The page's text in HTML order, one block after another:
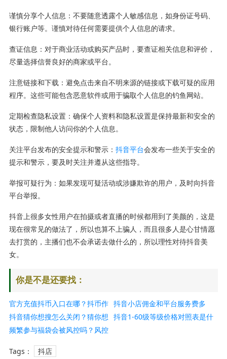
谨慎分享个人信息：不要随意透露个人敏感信息，如身份证号码、
银行账户等。谨慎对待任何需要提供个人信息的请求。
查证信息：对于商业活动或购买产品时，要查证相关信息和评价，
尽量选择信誉良好的商家或平台。
注意链接和下载：避免点击来自不明来源的链接或下载可疑的应用
程序。这些可能包含恶意软件或用于骗取个人信息的钓鱼网站。
定期检查隐私设置：确保个人资料和隐私设置是保持最新和安全的
状态，限制他人访问你的个人信息。
关注平台发布的安全提示和警示： 抖音平台会发布一些关于安全的
提示和警示，要及时关注并遵从这些指导。
举报可疑行为：如果发现可疑活动或涉嫌欺诈的用户，及时向抖音
平台举报。
抖音上很多女性用户在拍摄或者直播的时候都用到了美颜的，这是
现在很常见的做法了，所以也算不上骗人，而且很多人是心甘情愿
去打赏的，主播们也不会承诺去做什么的，所以理性对待抖音美
女。
你是不是还要找：
官方充值抖币入口在哪？抖币作
用是什么？
抖音小店佣金和平台服务费多
少？抽成比例多少？
抖音猜你想搜怎么关闭？猜你想
搜怎么重置？
抖音1-60级等级价格对照表是什
频繁参与福袋会被风控吗？风控
几天恢复正常？
Tags：
抖店